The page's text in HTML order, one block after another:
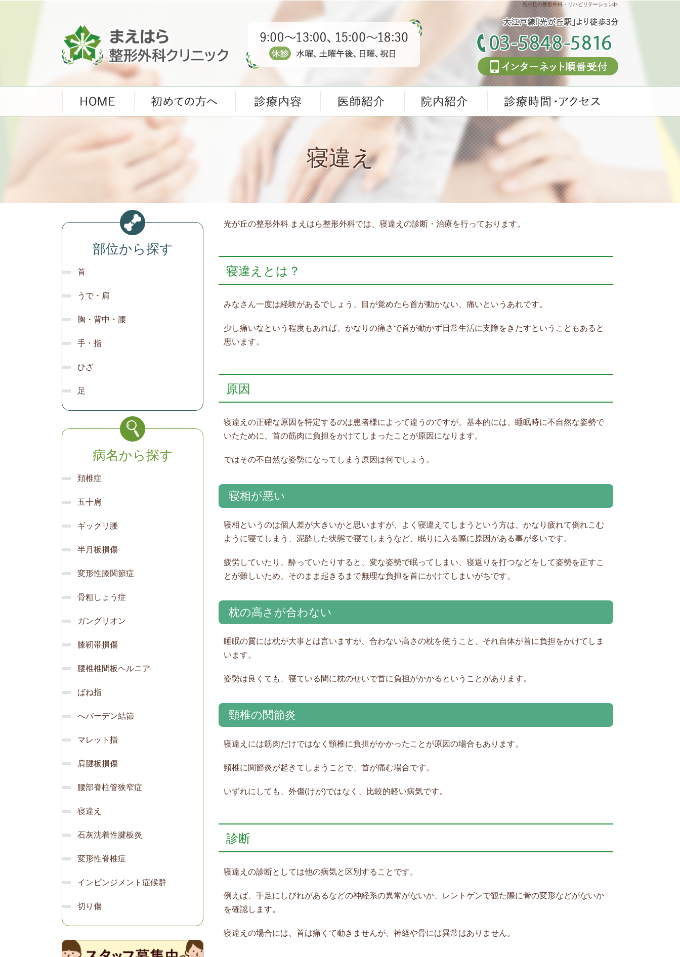
光が丘の整形外科・リハビリテーション科
寝違え
光が丘の整形外科 まえはら整形外科では、寝違えの診断・治療を行っております。
寝違えとは？
みなさん一度は経験があるでしょう、目が覚めたら首が動かない、痛いというあれです。
少し痛いなという程度もあれば、かなりの痛さで首が動かず日常生活に支障をきたすということもあると
思います。
原因
寝違えの正確な原因を特定するのは患者様によって違うのですが、基本的には、睡眠時に不自然な姿勢で
いたために、首の筋肉に負担をかけてしまったことが原因になります。
ではその不自然な姿勢になってしまう原因は何でしょう。
寝相が悪い
寝相というのは個人差が大きいかと思いますが、よく寝違えてしまうという方は、かなり疲れて倒れこむ
ように寝てしまう、泥酔した状態で寝てしまうなど、眠りに入る際に原因がある事が多いです。
疲労していたり、酔っていたりすると、変な姿勢で眠ってしまい、寝返りを打つなどをして姿勢を正すこ
とが難しいため、そのまま起きるまで無理な負担を首にかけてしまいがちです。
枕の高さが合わない
睡眠の質には枕が大事とは言いますが、合わない高さの枕を使うこと、それ自体が首に負担をかけてしま
います。
姿勢は良くても、寝ている間に枕のせいで首に負担がかかるということがあります。
頸椎の関節炎
寝違えには筋肉だけではなく頸椎に負担がかかったことが原因の場合もあります。
頸椎に関節炎が起きてしまうことで、首が痛む場合です。
いずれにしても、外傷(けが)ではなく、比較的軽い病気です。
診断
寝違えの診断としては他の病気と区別することです。
例えば、手足にしびれがあるなどの神経系の異常がないか、レントゲンで観た際に骨の変形などがないか
を確認します。
寝違えの場合には、首は痛くて動きませんが、神経や骨には異常はありません。
部位から探す
首
うで・肩
胸・背中・腰
手・指
ひざ
足
病名から探す
頚椎症
五十肩
ギックリ腰
半月板損傷
変形性膝関節症
骨粗しょう症
ガングリオン
膝靭帯損傷
腰椎椎間板ヘルニア
ばね指
へバーデン結節
マレット指
肩腱板損傷
腰部脊柱管狭窄症
寝違え
石灰沈着性腱板炎
変形性脊椎症
インピンジメント症候群
切り傷